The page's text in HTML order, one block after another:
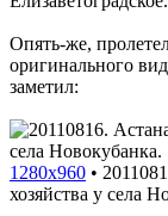
Опять-же,
оригинального
заметил:
1280x960 •
хозяйства у села